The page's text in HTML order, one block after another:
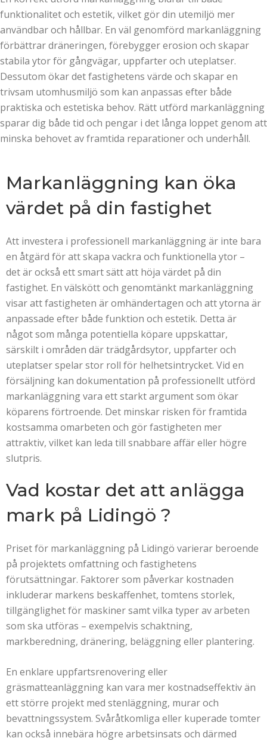
funktionalitet och estetik, vilket gör din utemiljö mer
användbar och hållbar. En väl genomförd markanläggning
förbättrar dräneringen, förebygger erosion och skapar
stabila ytor för gångvägar, uppfarter och uteplatser.
Dessutom ökar det fastighetens värde och skapar en
trivsam utomhusmiljö som kan anpassas efter både
praktiska och estetiska behov. Rätt utförd markanläggning
sparar dig både tid och pengar i det långa loppet genom att
minska behovet av framtida reparationer och underhåll.
Markanläggning kan öka
värdet på din fastighet
Att investera i professionell markanläggning är inte bara
en åtgärd för att skapa vackra och funktionella ytor –
det är också ett smart sätt att höja värdet på din
fastighet. En välskött och genomtänkt markanläggning
visar att fastigheten är omhändertagen och att ytorna är
anpassade efter både funktion och estetik. Detta är
något som många potentiella köpare uppskattar,
särskilt i områden där trädgårdsytor, uppfarter och
uteplatser spelar stor roll för helhetsintrycket. Vid en
försäljning kan dokumentation på professionellt utförd
markanläggning vara ett starkt argument som ökar
köparens förtroende. Det minskar risken för framtida
kostsamma omarbeten och gör fastigheten mer
attraktiv, vilket kan leda till snabbare affär eller högre
slutpris.
Vad kostar det att anlägga
mark på Lidingö ?
Priset för markanläggning på Lidingö varierar beroende
på projektets omfattning och fastighetens
förutsättningar. Faktorer som påverkar kostnaden
inkluderar markens beskaffenhet, tomtens storlek,
tillgänglighet för maskiner samt vilka typer av arbeten
som ska utföras – exempelvis schaktning,
markberedning, dränering, beläggning eller plantering.
En enklare uppfartsrenovering eller
gräsmatteanläggning kan vara mer kostnadseffektiv än
ett större projekt med stenläggning, murar och
bevattningssystem. Svåråtkomliga eller kuperade tomter
kan också innebära högre arbetsinsats och därmed